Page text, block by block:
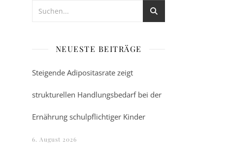
NEUESTE BEITRÄGE
Steigende Adipositasrate zeigt
strukturellen Handlungsbedarf bei der
Ernährung schulpflichtiger Kinder
6. August 2026